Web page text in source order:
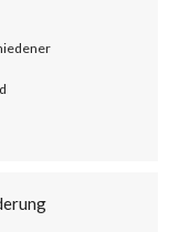
added